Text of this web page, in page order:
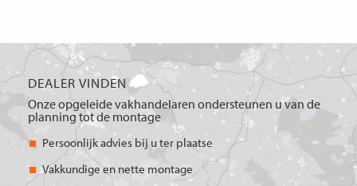
DEALER VINDEN
Onze opgeleide vakhandelaren ondersteunen u van de
planning tot de montage
Persoonlijk advies bij u ter plaatse
Vakkundige en nette montage